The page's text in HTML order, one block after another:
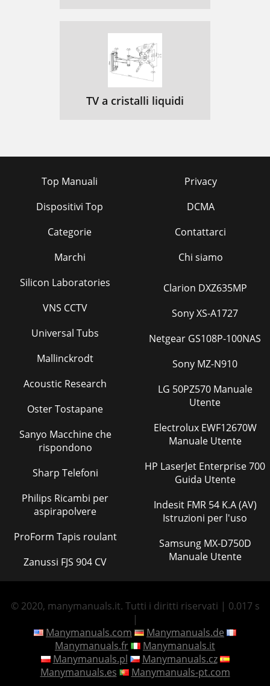
TV a cristalli liquidi
Top Manuali
Dispositivi Top
Categorie
Marchi
Privacy
DCMA
Contattarci
Chi siamo
Silicon Laboratories
VNS CCTV
Universal Tubs
Mallinckrodt
Acoustic Research
Oster Tostapane
Sanyo Macchine che
rispondono
Sharp Telefoni
Philips Ricambi per
aspirapolvere
ProForm Tapis roulant
Zanussi FJS 904 CV
Clarion DXZ635MP
Sony XS-A1727
Netgear GS108P-100NAS
Sony MZ-N910
LG 50PZ570 Manuale
Utente
Electrolux EWF12670W
Manuale Utente
HP LaserJet Enterprise 700
Guida Utente
Indesit FMR 54 K.A (AV)
Istruzioni per l'uso
Samsung MX-D750D
Manuale Utente
© 2020, manymanuals.it. Tutti i diritti riservati | 0.017 s
|
Manymanuals.com
Manymanuals.de
Manymanuals.fr
Manymanuals.it
Manymanuals.pl
Manymanuals.cz
Manymanuals.es
Manymanuals-pt.com